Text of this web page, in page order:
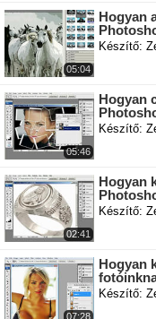
05:04
Hogyan
Készítő:
05:46
Hogyan
Készítő:
02:41
Hogyan
Készítő:
07:28
Hogyan
Készítő: